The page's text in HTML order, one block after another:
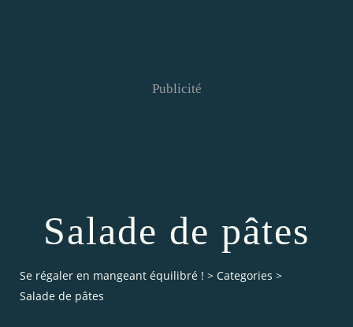
Publicité
Salade de pâtes
Se régaler en mangeant équilibré ! > Categories >
Salade de pâtes